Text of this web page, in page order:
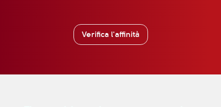
Verifica l'affinità